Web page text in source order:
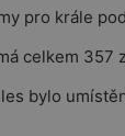
pro krále
celkem 357
bylo